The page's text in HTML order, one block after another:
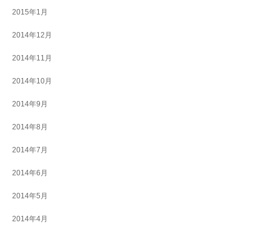
2015年1月
2014年12月
2014年11月
2014年10月
2014年9月
2014年8月
2014年7月
2014年6月
2014年5月
2014年4月